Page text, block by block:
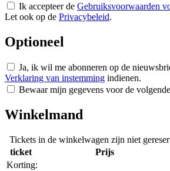
Ik accepteer de Gebruiksvoorwaarden
Let ook op de Privacybeleid.
Optioneel
Ja, ik wil me abonneren op de
Verklaring van instemming indienen.
Bewaar mijn gegevens voor de
Winkelmand
Tickets in de winkelwagen zijn niet
ticket
Prijs
Korting: